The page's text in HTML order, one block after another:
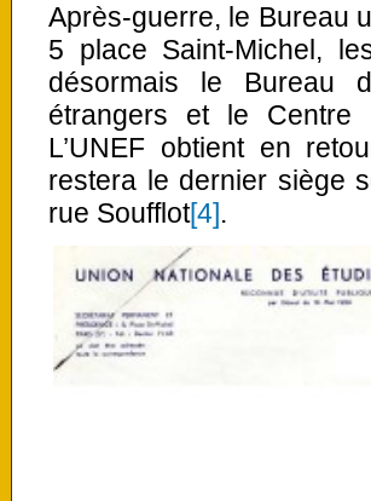
Après-guerre, le Bureau
5 place Saint-Michel,
désormais le Bureau
étrangers et le Centre
L’UNEF obtient en
restera le dernier siège
rue Soufflot[4].